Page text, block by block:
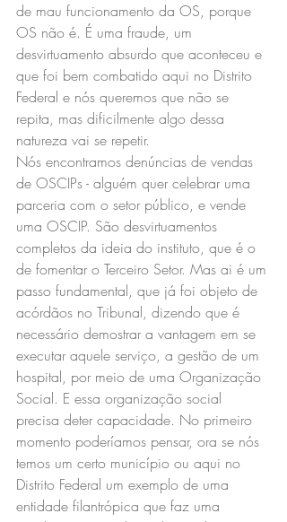
de mau funcionamento da OS, porque
OS não é. É uma fraude, um
desvirtuamento absurdo que aconteceu e
que foi bem combatido aqui no Distrito
Federal e nós queremos que não se
repita, mas dificilmente algo dessa
natureza vai se repetir.
Nós encontramos denúncias de vendas
de OSCIPs - alguém quer celebrar uma
parceria com o setor público, e vende
uma OSCIP. São desvirtuamentos
completos da ideia do instituto, que é o
de fomentar o Terceiro Setor. Mas ai é um
passo fundamental, que já foi objeto de
acórdãos no Tribunal, dizendo que é
necessário demostrar a vantagem em se
executar aquele serviço, a gestão de um
hospital, por meio de uma Organização
Social. E essa organização social
precisa deter capacidade. No primeiro
momento poderíamos pensar, ora se nós
temos um certo município ou aqui no
Distrito Federal um exemplo de uma
entidade filantrópica que faz uma